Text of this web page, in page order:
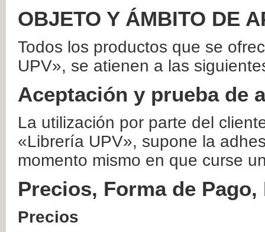
OBJETO Y ÁMBITO DE
Todos los productos que se
UPV», se atienen a las
Aceptación y prueba de
La utilización por parte del
«Librería UPV», supone la
momento mismo en que curse
Precios, Forma de
Precios